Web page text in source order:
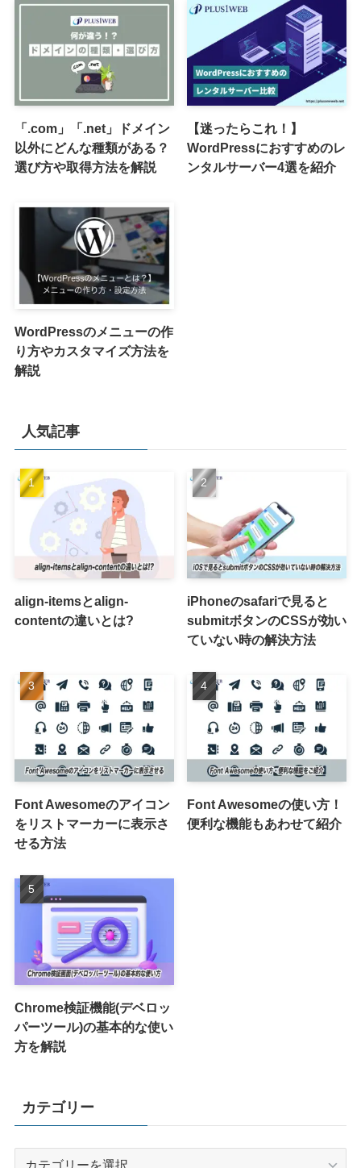
「.com」「.net」ドメイン
以外にどんな種類がある？
選び方や取得方法を解説
【迷ったらこれ！】
WordPressにおすすめのレ
ンタルサーバー4選を紹介
WordPressのメニューの作
り方やカスタマイズ方法を
解説
人気記事
align-itemsとalign-
contentの違いとは?
iPhoneのsafariで見ると
submitボタンのCSSが効い
ていない時の解決方法
Font Awesomeのアイコン
をリストマーカーに表示さ
せる方法
Font Awesomeの使い方！
便利な機能もあわせて紹介
Chrome検証機能(デベロッ
パーツール)の基本的な使い
方を解説
カテゴリー